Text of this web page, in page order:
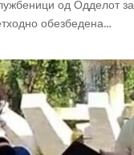
од Одделот за
обезбедена…